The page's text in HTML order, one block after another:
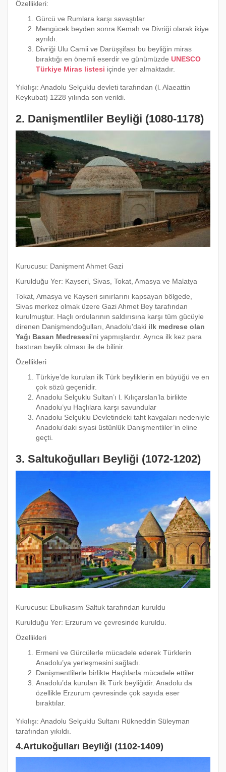
Özellikleri:
Gürcü ve Rumlara karşı savaştılar
Mengücek beyden sonra Kemah ve Divriği olarak ikiye
ayrıldı.
Divriği Ulu Camii ve Darüşşifası bu beyliğin miras
bıraktığı en önemli eserdir ve günümüzde UNESCO
Türkiye Miras listesi içinde yer almaktadır.
Yıkılışı: Anadolu Selçuklu devleti tarafından (l. Alaeattin
Keykubat) 1228 yılında son verildi.
2. Danişmentliler Beyliği (1080-1178)
Kurucusu: Danişment Ahmet Gazi
Kurulduğu Yer: Kayseri, Sivas, Tokat, Amasya ve Malatya
Tokat, Amasya ve Kayseri sınırlarını kapsayan bölgede,
Sivas merkez olmak üzere Gazi Ahmet Bey tarafından
kurulmuştur. Haçlı ordularının saldırısına karşı tüm gücüyle
direnen Danişmendoğulları, Anadolu'daki ilk medrese olan
Yağı Basan Medresesi'ni yapmışlardır. Ayrıca ilk kez para
bastıran beylik olması ile de bilinir.
Özellikleri
Türkiye’de kurulan ilk Türk beyliklerin en büyüğü ve en
çok sözü geçenidir.
Anadolu Selçuklu Sultan’ı l. Kılıçarslan’la birlikte
Anadolu’yu Haçlılara karşı savundular
Anadolu Selçuklu Devletindeki taht kavgaları nedeniyle
Anadolu’daki siyasi üstünlük Danişmentliler’in eline
geçti.
3. Saltukoğulları Beyliği (1072-1202)
Kurucusu: Ebulkasım Saltuk tarafından kuruldu
Kurulduğu Yer: Erzurum ve çevresinde kuruldu.
Özellikleri
Ermeni ve Gürcülerle mücadele ederek Türklerin
Anadolu’ya yerleşmesini sağladı.
Danişmentlilerle birlikte Haçlılarla mücadele ettiler.
Anadolu’da kurulan ilk Türk beyliğidir. Anadolu da
özellikle Erzurum çevresinde çok sayıda eser
bıraktılar.
Yıkılışı: Anadolu Selçuklu Sultanı Rükneddin Süleyman
tarafından yıkıldı.
4.Artukoğulları Beyliği (1102-1409)